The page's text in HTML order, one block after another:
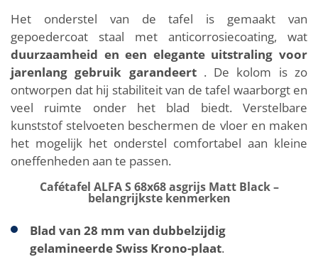
Het onderstel van de tafel is gemaakt van
gepoedercoat staal met anticorrosiecoating, wat
duurzaamheid en een elegante uitstraling voor
jarenlang gebruik garandeert . De kolom is zo
ontworpen dat hij stabiliteit van de tafel waarborgt en
veel ruimte onder het blad biedt. Verstelbare
kunststof stelvoeten beschermen de vloer en maken
het mogelijk het onderstel comfortabel aan kleine
oneffenheden aan te passen.
Cafétafel ALFA S 68x68 asgrijs Matt Black –
belangrijkste kenmerken
Blad van 28 mm van dubbelzijdig
gelamineerde Swiss Krono-plaat.